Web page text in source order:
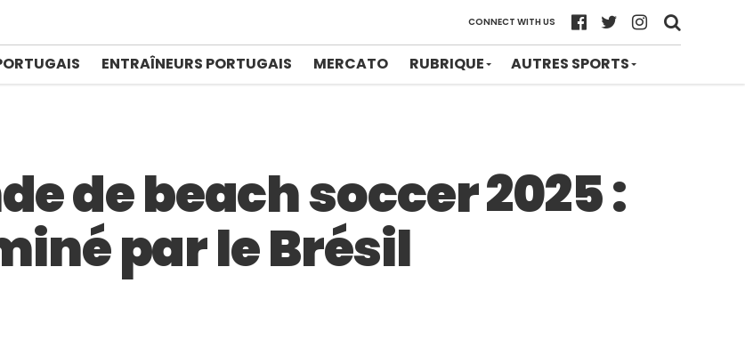
CONNECT WITH US
ENTRAÎNEURS PORTUGAIS MERCATO RUBRIQUE AUTRES SPORTS
de beach soccer 2025 :
par le Brésil